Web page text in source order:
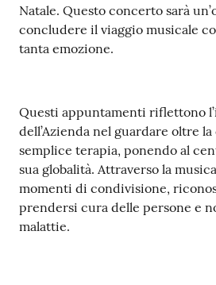
Natale. Questo concerto sarà
concludere il viaggio musicale
tanta emozione.
Questi appuntamenti riflettono
dell’Azienda nel guardare oltre
semplice terapia, ponendo al
sua globalità. Attraverso la
momenti di condivisione,
prendersi cura delle persone e
malattie.